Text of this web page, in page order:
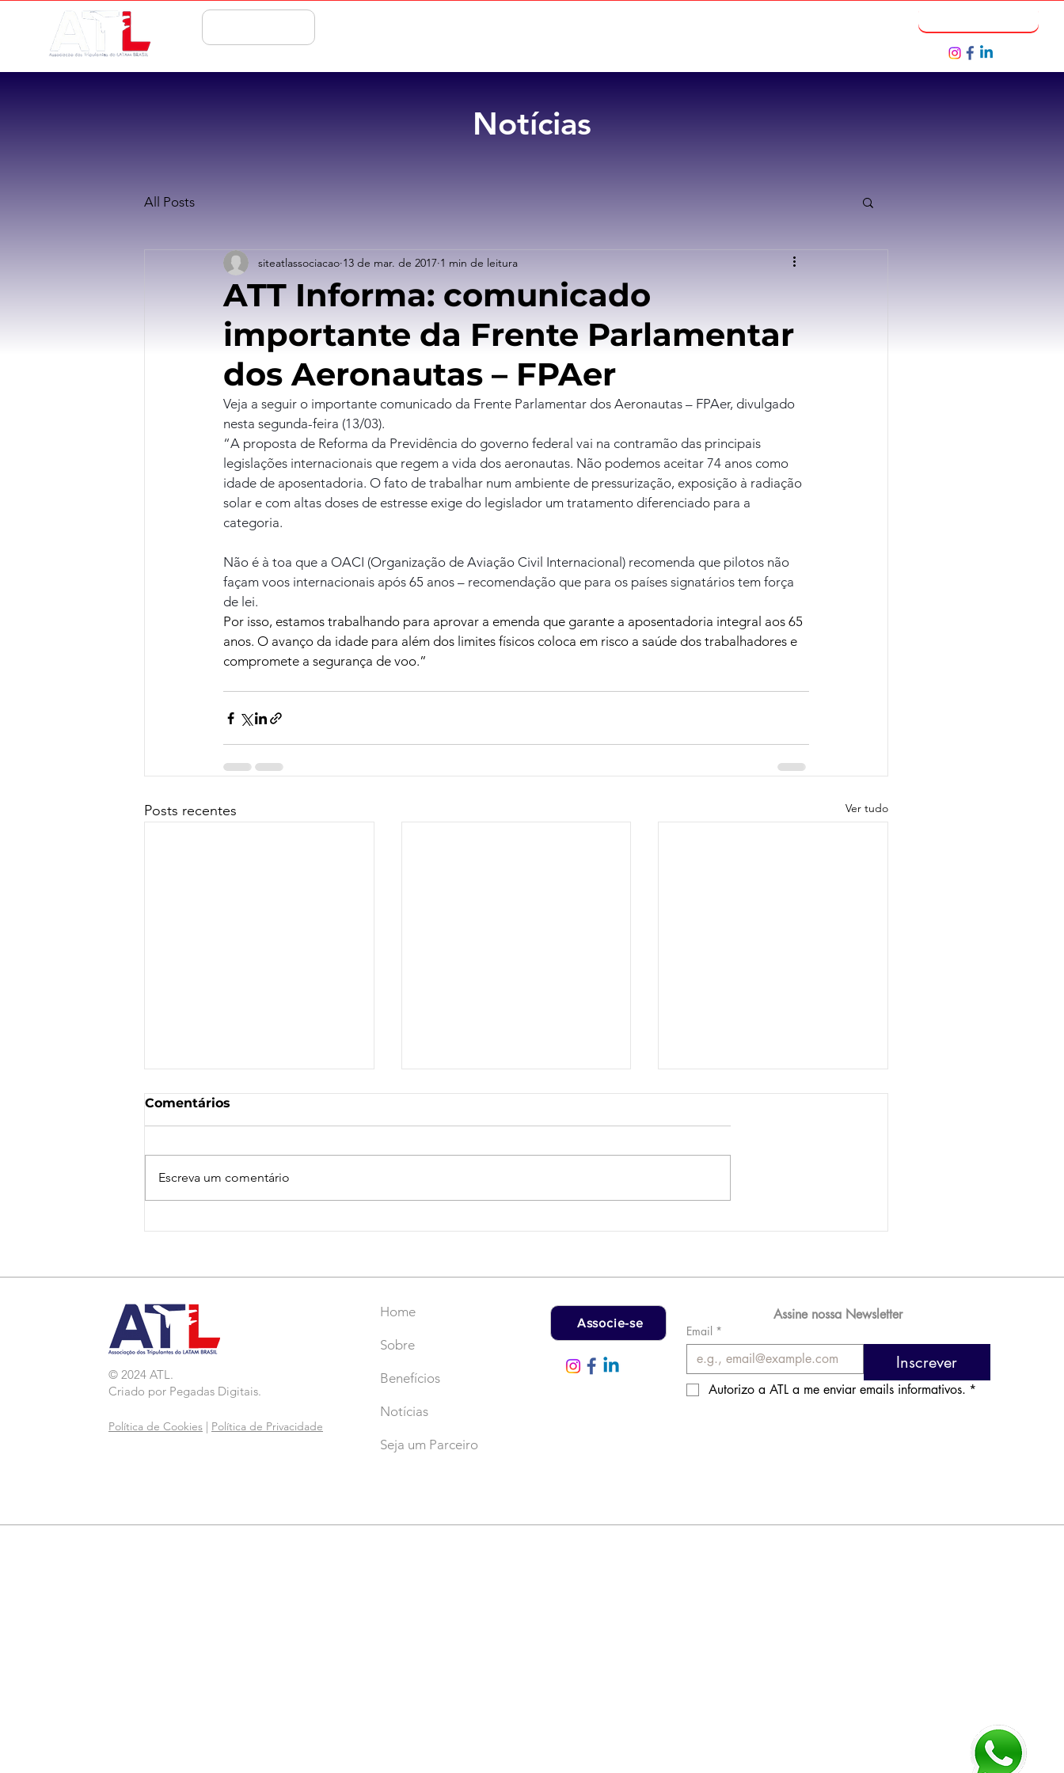
Notícias
All Posts
ATT Informa: comunicado
importante da Frente Parlamentar
dos Aeronautas – FPAer
siteatlassociacao 13 de mar. de 2017 1 min de leitura
Veja a seguir o importante comunicado da Frente Parlamentar dos Aeronautas – FPAer, divulgado
nesta segunda-feira (13/03).
“A proposta de Reforma da Previdência do governo federal vai na contramão das principais
legislações internacionais que regem a vida dos aeronautas. Não podemos aceitar 74 anos como
idade de aposentadoria. O fato de trabalhar num ambiente de pressurização, exposição à radiação
solar e com altas doses de estresse exige do legislador um tratamento diferenciado para a
categoria.
Não é à toa que a OACI (Organização de Aviação Civil Internacional) recomenda que pilotos não
façam voos internacionais após 65 anos – recomendação que para os países signatários tem força
de lei.
Por isso, estamos trabalhando para aprovar a emenda que garante a aposentadoria integral aos 65
anos. O avanço da idade para além dos limites físicos coloca em risco a saúde dos trabalhadores e
compromete a segurança de voo.”
Posts recentes Ver tudo
Comentários
Escreva um comentário
© 2024 ATL.
Criado por Pegadas Digitais.
Política de Cookies Política de Privacidade
Home
Sobre
Benefícios
Notícias
Seja um Parceiro
Associe-se
Assine nossa Newsletter
Email *
Inscrever
Autorizo a ATL a me enviar emails informativos. *